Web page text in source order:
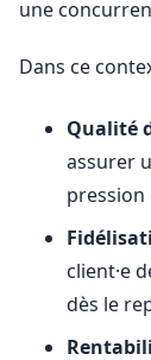
une
Dans ce
Qualité
assurer
pression
client·e
dès le